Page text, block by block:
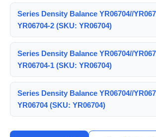
Series Density Balance YR06704//
YR06704-2 (SKU: YR06704)
Series Density Balance YR06704//
YR06704-1 (SKU: YR06704)
Series Density Balance YR06704//
YR06704 (SKU: YR06704)